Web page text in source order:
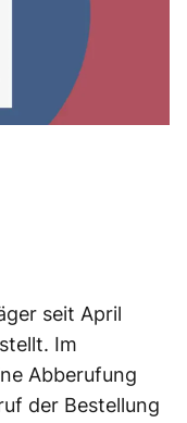
seit April
Im
Abberufung
der Bestellung